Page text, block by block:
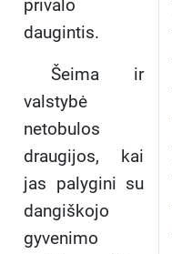
privalo
daugintis.
Šeima ir
valstybė
netobulos
draugijos, kai
jas palygini su
dangiškojo
gyvenimo